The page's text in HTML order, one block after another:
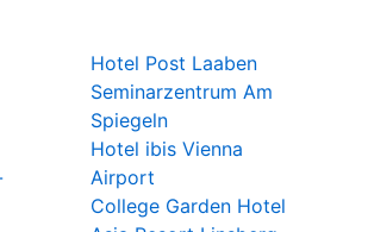
Hotel Post Laaben
Seminarzentrum Am
Spiegeln
Hotel ibis Vienna
Airport
College Garden Hotel